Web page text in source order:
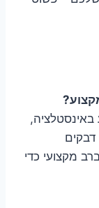
דבקים
מקצועי כדי